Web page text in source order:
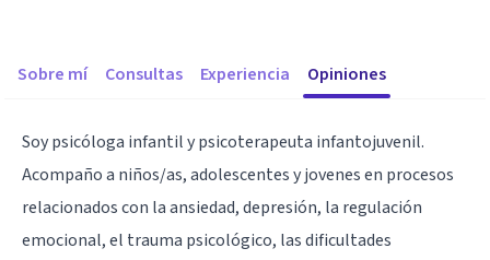
Sobre mí Consultas Experiencia Opiniones
Soy psicóloga infantil y psicoterapeuta infantojuvenil.
Acompaño a niños/as, adolescentes y jovenes en procesos
relacionados con la ansiedad, depresión, la regulación
emocional, el trauma psicológico, las dificultades